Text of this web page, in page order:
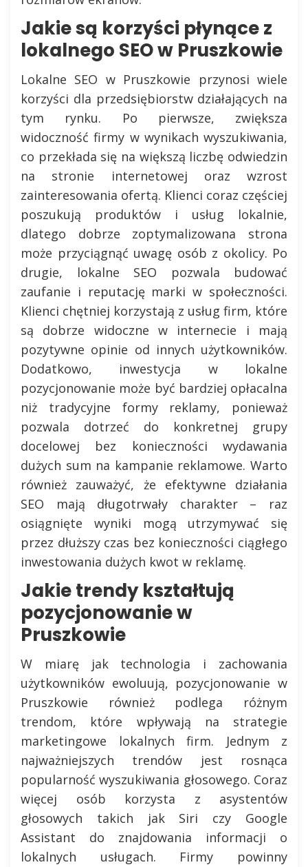
Jakie są korzyści płynące z
lokalnego SEO w Pruszkowie
Lokalne SEO w Pruszkowie przynosi wiele
korzyści dla przedsiębiorstw działających na
tym rynku. Po pierwsze, zwiększa
widoczność firmy w wynikach wyszukiwania,
co przekłada się na większą liczbę odwiedzin
na stronie internetowej oraz wzrost
zainteresowania ofertą. Klienci coraz częściej
poszukują produktów i usług lokalnie,
dlatego dobrze zoptymalizowana strona
może przyciągnąć uwagę osób z okolicy. Po
drugie, lokalne SEO pozwala budować
zaufanie i reputację marki w społeczności.
Klienci chętniej korzystają z usług firm, które
są dobrze widoczne w internecie i mają
pozytywne opinie od innych użytkowników.
Dodatkowo, inwestycja w lokalne
pozycjonowanie może być bardziej opłacalna
niż tradycyjne formy reklamy, ponieważ
pozwala dotrzeć do konkretnej grupy
docelowej bez konieczności wydawania
dużych sum na kampanie reklamowe. Warto
również zauważyć, że efektywne działania
SEO mają długotrwały charakter – raz
osiągnięte wyniki mogą utrzymywać się
przez dłuższy czas bez konieczności ciągłego
inwestowania dużych kwot w reklamę.
Jakie trendy kształtują
pozycjonowanie w
Pruszkowie
W miarę jak technologia i zachowania
użytkowników ewoluują, pozycjonowanie w
Pruszkowie również podlega różnym
trendom, które wpływają na strategie
marketingowe lokalnych firm. Jednym z
najważniejszych trendów jest rosnąca
popularność wyszukiwania głosowego. Coraz
więcej osób korzysta z asystentów
głosowych takich jak Siri czy Google
Assistant do znajdowania informacji o
lokalnych usługach. Firmy powinny